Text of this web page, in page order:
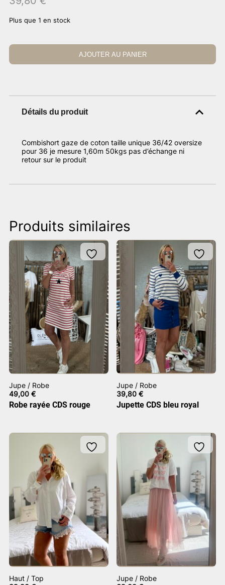
Plus que 1 en stock
AJOUTER AU PANIER
Détails du produit
Combishort gaze de coton taille unique 36/42 oversize
pour 36 je mesure 1,60m 50kgs pas d’échange ni
retour sur le produit
Produits similaires
Jupe / Robe
49,00 €
Robe rayée CDS rouge
Jupe / Robe
39,80€
Jupette CDS bleu royal
Haut / Top
Jupe / Robe